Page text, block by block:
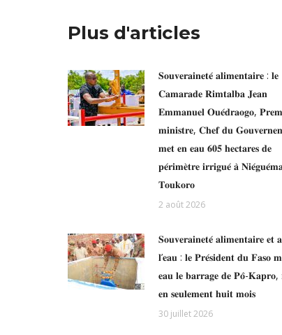
Plus d'articles
𝐒𝐨𝐮𝐯𝐞𝐫𝐚𝐢𝐧𝐞𝐭𝐞́ 𝐚𝐥𝐢𝐦𝐞𝐧𝐭𝐚𝐢𝐫𝐞 : 𝐥𝐞
𝐂𝐚𝐦𝐚𝐫𝐚𝐝𝐞 𝐑𝐢𝐦𝐭𝐚𝐥𝐛𝐚 𝐉𝐞𝐚𝐧
𝐄𝐦𝐦𝐚𝐧𝐮𝐞𝐥 𝐎𝐮𝐞́𝐝𝐫𝐚𝐨𝐠𝐨,
𝐦𝐢𝐧𝐢𝐬𝐭𝐫𝐞, 𝐂𝐡𝐞𝐟 𝐝𝐮
𝐦𝐞𝐭 𝐞𝐧 𝐞𝐚𝐮 𝟔𝟎𝟓 𝐡𝐞𝐜𝐭𝐚𝐫𝐞𝐬 𝐝𝐞
𝐩𝐞́𝐫𝐢𝐦𝐞̀𝐭𝐫𝐞 𝐢𝐫𝐫𝐢𝐠𝐮𝐞́ 𝐚̀
𝐓𝐨𝐮𝐤𝐨𝐫𝐨
2 août 2026
𝐒𝐨𝐮𝐯𝐞𝐫𝐚𝐢𝐧𝐞𝐭𝐞́ 𝐚𝐥𝐢𝐦𝐞𝐧𝐭𝐚𝐢𝐫𝐞 𝐞𝐭
𝐥’𝐞𝐚𝐮 : 𝐥𝐞 𝐏𝐫𝐞́𝐬𝐢𝐝𝐞𝐧𝐭 𝐝𝐮 𝐅𝐚𝐬𝐨
𝐞𝐚𝐮 𝐥𝐞 𝐛𝐚𝐫𝐫𝐚𝐠𝐞 𝐝𝐞 𝐏𝐨̂-𝐊𝐚𝐩𝐫𝐨,
𝐞𝐧 𝐬𝐞𝐮𝐥𝐞𝐦𝐞𝐧𝐭 𝐡𝐮𝐢𝐭 𝐦𝐨𝐢𝐬
30 juillet 2026